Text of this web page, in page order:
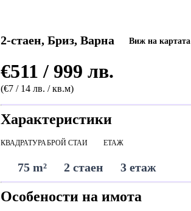
2-стаен, Бриз, Варна Виж на картата
€511 / 999 лв.
(€7 / 14 лв. / кв.м)
Характеристики
КВАДРАТУРА
75 m²
БРОЙ СТАИ
2 стаен
ЕТАЖ
3 етаж
Особености на имота